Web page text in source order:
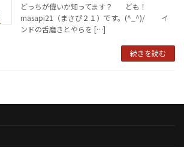
どっちが偉いか知ってます？ ども！
masapi21（まさぴ２１）です。(^_^)/ イ
ンドの舌磨きとやらを […]
続きを読む